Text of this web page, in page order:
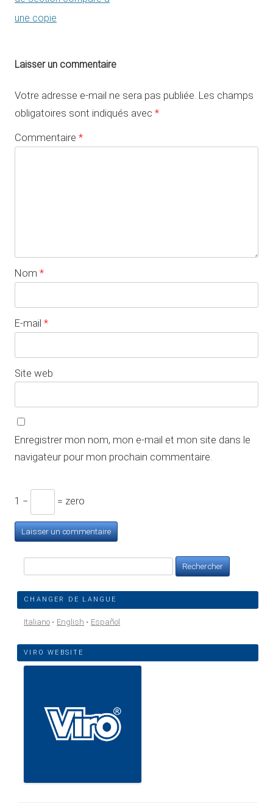
une copie
Laisser un commentaire
Votre adresse e-mail ne sera pas publiée. Les champs
obligatoires sont indiqués avec *
Commentaire *
Nom *
E-mail *
Site web
Enregistrer mon nom, mon e-mail et mon site dans le
navigateur pour mon prochain commentaire.
1 − = zero
CHANGER DE LANGUE
Italiano English Español
VIRO WEBSITE